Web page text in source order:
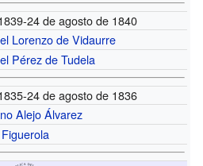
24 de agosto de 1840
Lorenzo de Vidaurre
Pérez de Tudela
24 de agosto de 1836
Alejo Álvarez